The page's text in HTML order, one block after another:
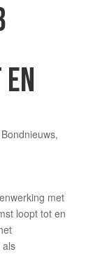
Bondnieuws,
met
loopt tot en
als